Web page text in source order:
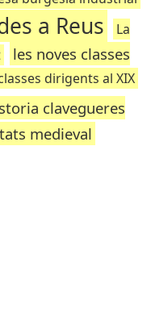
a Reus
La
les noves classes
dirigents al XIX
clavegueres
medieval